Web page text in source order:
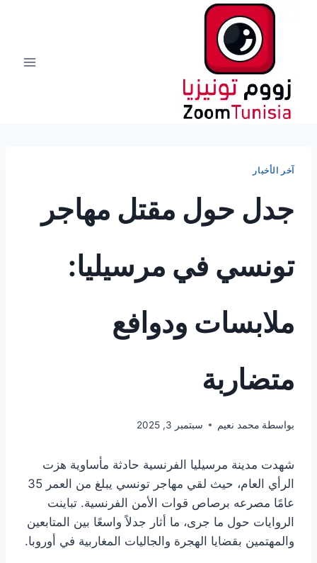
آخر الأخبار
جدل حول مقتل مهاجر
تونسي في مرسيليا:
ملابسات ودوافع
متضاربة
بواسطة محمد نعيم سبتمبر 3, 2025
شهدت مدينة مرسيليا الفرنسية حادثة مأساوية هزت
الرأي العام، حيث لقي مهاجر تونسي يبلغ من العمر 35
عامًا مصرعه برصاص قوات الأمن الفرنسية. تباينت
الروايات حول ما جرى، ما أثار جدلاً واسعًا بين المتابعين
والمهتمين بقضايا الهجرة والجاليات المغاربية في أوروبا.